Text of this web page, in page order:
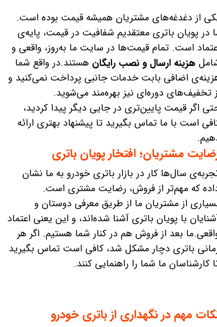
مشتریان؛ افتخار پویان باتری
سال‌ها کار در بازار باتری خودرو به ما نشان
که مهم‌تر از فروش، رضایت مشتری است.
از مشتریان ما از طریق معرفی دوستان و
با پویان باتری آشنا شده‌اند، و این یعنی اعتماد
بعد از فروش هم در کنار شما هستیم. اگر هر
باتری دچار مشکل شد، کافی است تماس بگیرید
کارشناسان ما شما را راهنمایی کنند.
از دغدغه‌های مشتریان همیشه قیمت بوده است.
در پویان باتری معتقدیم شفافیت در قیمت، پایه‌ی
است. تمام قیمت‌ها در سایت ما به‌روز، واقعی و
هزینه ارسال و نصب رایگان هستند.در واقع شما
اضافی بابت خدمات جانبی پرداخت نمی‌کنید و
تخفیف‌های دوره‌ای نیز بهره‌مند می‌شوید.
اگر قیمت پایین‌تری در جایی دیگر پیدا کردید،
است با ما تماس بگیرید تا پیشنهاد بهتری ارائه
مهم در نگهداری از باتری خودرو